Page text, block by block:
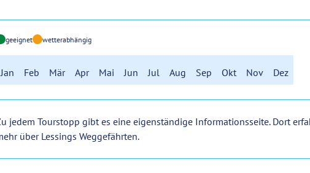
geeignet wetterabhängig
Jan Feb Mär Apr Mai Jun Jul Aug Sep Okt Nov Dez
jedem Tourstopp gibt es eine eigenständige Informationsseite. Dort
über Lessings Weggefährten.